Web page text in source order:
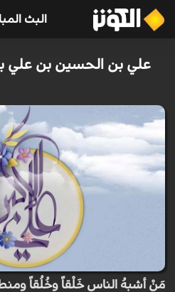
البث
علي بن الحسين بن علي
مَنْ أشبهُ الناس خَلْقاً وخُلُقاً